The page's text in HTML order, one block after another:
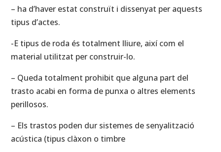
– ha d’haver estat construït i dissenyat per aquests
tipus d’actes.
-E tipus de roda és totalment lliure, així com el
material utilitzat per construir-lo.
– Queda totalment prohibit que alguna part del
trasto acabi en forma de punxa o altres elements
perillosos.
– Els trastos poden dur sistemes de senyalització
acústica (tipus clàxon o timbre